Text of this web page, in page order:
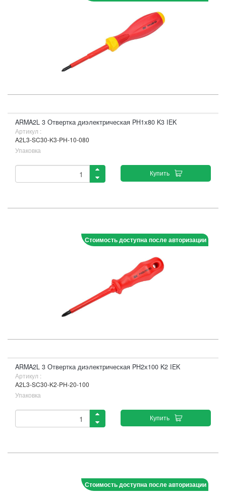
ARMA2L 3 Отвертка диэлектрическая PH1х80 K3 IEK
Артикул :
A2L3-SC30-K3-PH-10-080
Упаковка
Купить
Стоимость доступна после авторизации
ARMA2L 3 Отвертка диэлектрическая PH2х100 K2 IEK
Артикул :
A2L3-SC30-K2-PH-20-100
Упаковка
Купить
Стоимость доступна после авторизации